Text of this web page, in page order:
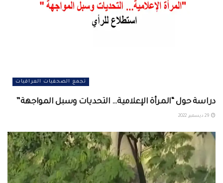
تجمع الصحفيات العراقيات
دراسة حول “المرأة الإعلامية… التحديات وسبل المواجهة”